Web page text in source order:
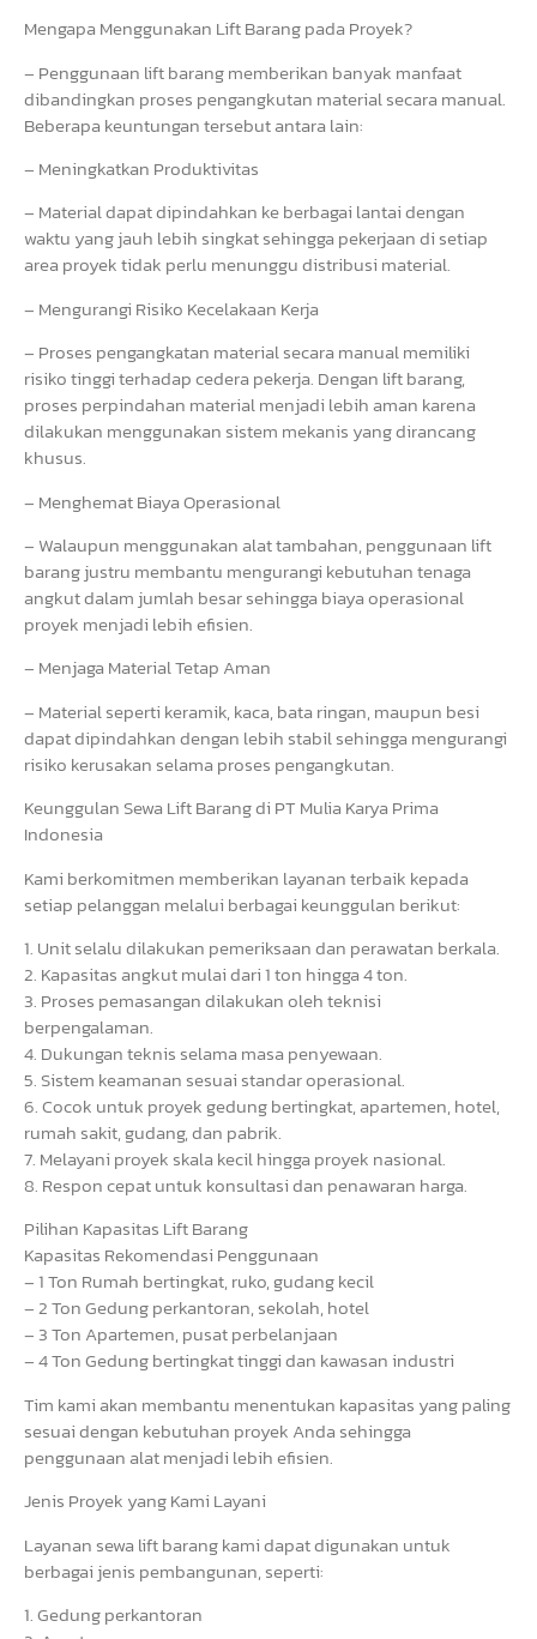
Mengapa Menggunakan Lift Barang pada Proyek?
– Penggunaan lift barang memberikan banyak manfaat
dibandingkan proses pengangkutan material secara manual.
Beberapa keuntungan tersebut antara lain:
– Meningkatkan Produktivitas
– Material dapat dipindahkan ke berbagai lantai dengan
waktu yang jauh lebih singkat sehingga pekerjaan di setiap
area proyek tidak perlu menunggu distribusi material.
– Mengurangi Risiko Kecelakaan Kerja
– Proses pengangkatan material secara manual memiliki
risiko tinggi terhadap cedera pekerja. Dengan lift barang,
proses perpindahan material menjadi lebih aman karena
dilakukan menggunakan sistem mekanis yang dirancang
khusus.
– Menghemat Biaya Operasional
– Walaupun menggunakan alat tambahan, penggunaan lift
barang justru membantu mengurangi kebutuhan tenaga
angkut dalam jumlah besar sehingga biaya operasional
proyek menjadi lebih efisien.
– Menjaga Material Tetap Aman
– Material seperti keramik, kaca, bata ringan, maupun besi
dapat dipindahkan dengan lebih stabil sehingga mengurangi
risiko kerusakan selama proses pengangkutan.
Keunggulan Sewa Lift Barang di PT Mulia Karya Prima
Indonesia
Kami berkomitmen memberikan layanan terbaik kepada
setiap pelanggan melalui berbagai keunggulan berikut:
1. Unit selalu dilakukan pemeriksaan dan perawatan berkala.
2. Kapasitas angkut mulai dari 1 ton hingga 4 ton.
3. Proses pemasangan dilakukan oleh teknisi
berpengalaman.
4. Dukungan teknis selama masa penyewaan.
5. Sistem keamanan sesuai standar operasional.
6. Cocok untuk proyek gedung bertingkat, apartemen, hotel,
rumah sakit, gudang, dan pabrik.
7. Melayani proyek skala kecil hingga proyek nasional.
8. Respon cepat untuk konsultasi dan penawaran harga.
Pilihan Kapasitas Lift Barang
Kapasitas Rekomendasi Penggunaan
– 1 Ton Rumah bertingkat, ruko, gudang kecil
– 2 Ton Gedung perkantoran, sekolah, hotel
– 3 Ton Apartemen, pusat perbelanjaan
– 4 Ton Gedung bertingkat tinggi dan kawasan industri
Tim kami akan membantu menentukan kapasitas yang paling
sesuai dengan kebutuhan proyek Anda sehingga
penggunaan alat menjadi lebih efisien.
Jenis Proyek yang Kami Layani
Layanan sewa lift barang kami dapat digunakan untuk
berbagai jenis pembangunan, seperti:
1. Gedung perkantoran